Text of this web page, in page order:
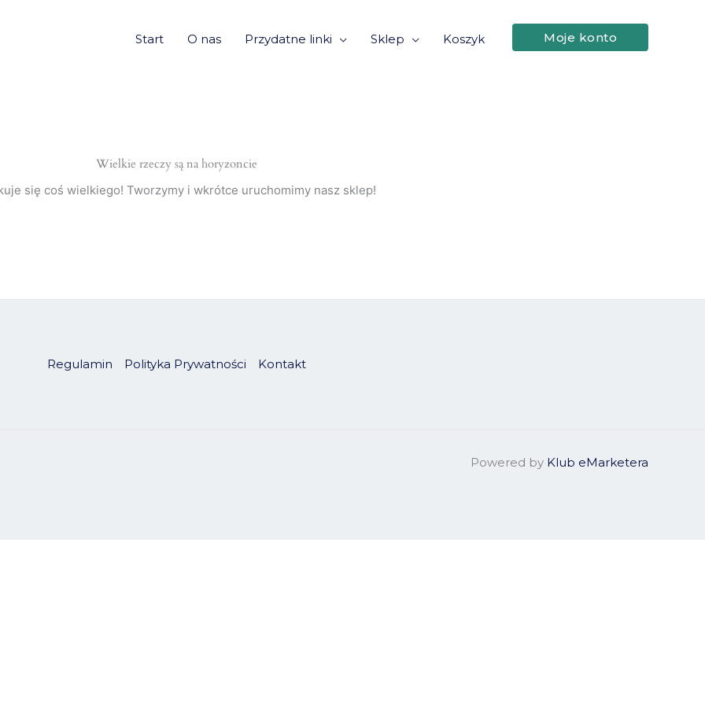
Start O nas Przydatne linki Sklep Koszyk Moje konto
Wielkie rzeczy są na horyzoncie
się coś wielkiego! Tworzymy i wkrótce uruchomimy nasz sklep!
Regulamin Polityka Prywatności Kontakt
Powered by Klub eMarketera